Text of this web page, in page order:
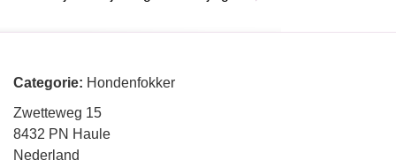
Categorie: Hondenfokker
Zwetteweg 15
8432 PN Haule
Nederland